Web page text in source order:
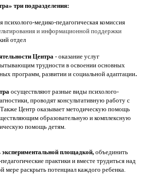
три подразделения:
психолого-медико-педагогическая комиссия
и информационной поддержки
отдел
Центра - оказание услуг
трудности в освоении основных
программ, развитии и социальной адаптации.
осуществляют разные виды психолого-
проводят консультативную работу с
Центр оказывает методическую помощь
образовательную и комплексную
помощь детям.
экспериментальной площадкой, объединить
практики и вместе трудиться над
мере раскрыть потенциал каждого ребенка.